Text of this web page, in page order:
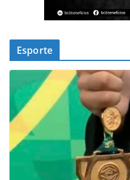
Esporte